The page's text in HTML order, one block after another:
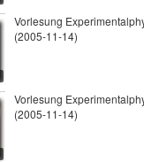
Vorlesung
(2005-11-14)
Vorlesung
(2005-11-14)